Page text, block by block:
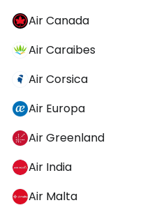
Air Canada
Air Caraibes
Air Corsica
Air Europa
Air Greenland
Air India
Air Malta